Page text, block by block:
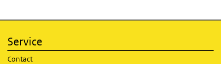
Service
Contact